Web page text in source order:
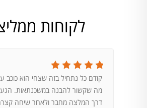
לקוחות
קודם כל נתחיל בזה שצחי הוא כוכב
מה שקשור להבנה במשכנתאות.
דרך המלצה מחבר ולאחר שיחה